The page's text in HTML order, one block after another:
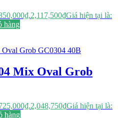
2,117,500₫Giá hiện tại là:
hàng
Mix Oval Grob
2,048,750₫Giá hiện tại là:
hàng